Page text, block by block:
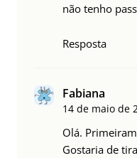
não tenho
Resposta
Fabiana
14 de maio de
Olá.
Gostaria de